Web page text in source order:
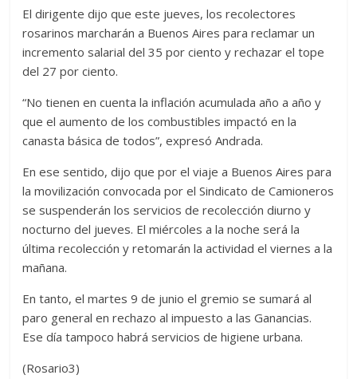
El dirigente dijo que este jueves, los recolectores
rosarinos marcharán a Buenos Aires para reclamar un
incremento salarial del 35 por ciento y rechazar el tope
del 27 por ciento.
“No tienen en cuenta la inflación acumulada año a año y
que el aumento de los combustibles impactó en la
canasta básica de todos”, expresó Andrada.
En ese sentido, dijo que por el viaje a Buenos Aires para
la movilización convocada por el Sindicato de Camioneros
se suspenderán los servicios de recolección diurno y
nocturno del jueves. El miércoles a la noche será la
última recolección y retomarán la actividad el viernes a la
mañana.
En tanto, el martes 9 de junio el gremio se sumará al
paro general en rechazo al impuesto a las Ganancias.
Ese día tampoco habrá servicios de higiene urbana.
(Rosario3)